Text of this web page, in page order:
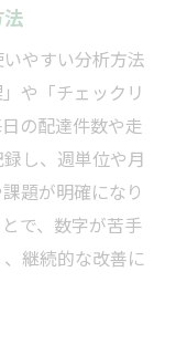
やすい分析方法
や「チェックリ
の配達件数や走
し、週単位や月
題が明確になり
で、数字が苦手
継続的な改善に